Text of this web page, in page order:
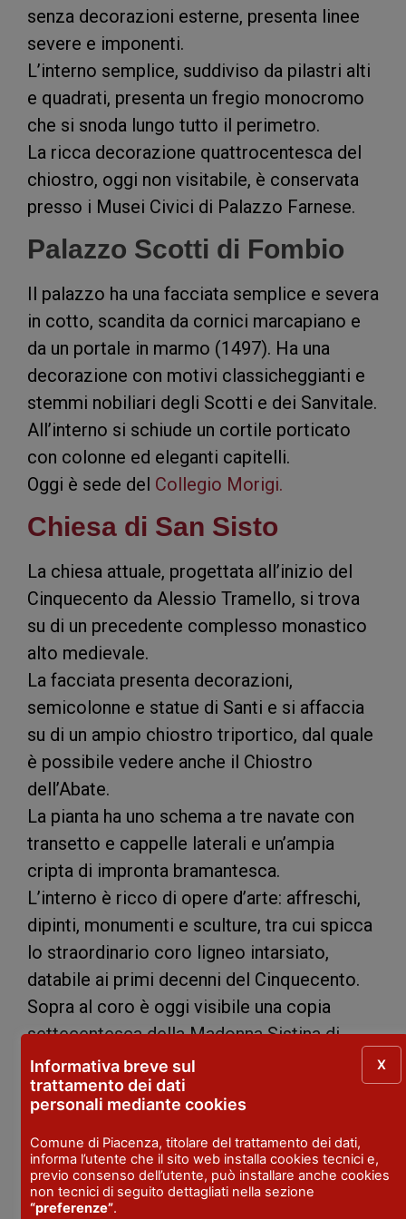
senza decorazioni esterne, presenta linee
severe e imponenti.
L’interno semplice, suddiviso da pilastri alti
e quadrati, presenta un fregio monocromo
che si snoda lungo tutto il perimetro.
La ricca decorazione quattrocentesca del
chiostro, oggi non visitabile, è conservata
presso i Musei Civici di Palazzo Farnese.
Palazzo Scotti di Fombio
Il palazzo ha una facciata semplice e severa
in cotto, scandita da cornici marcapiano e
da un portale in marmo (1497). Ha una
decorazione con motivi classicheggianti e
stemmi nobiliari degli Scotti e dei Sanvitale.
All’interno si schiude un cortile porticato
con colonne ed eleganti capitelli.
Oggi è sede del Collegio Morigi.
Chiesa di San Sisto
La chiesa attuale, progettata all’inizio del
Cinquecento da Alessio Tramello, si trova
su di un precedente complesso monastico
alto medievale.
La facciata presenta decorazioni,
semicolonne e statue di Santi e si affaccia
su di un ampio chiostro triportico, dal quale
è possibile vedere anche il Chiostro
dell’Abate.
La pianta ha uno schema a tre navate con
transetto e cappelle laterali e un’ampia
cripta di impronta bramantesca.
L’interno è ricco di opere d’arte: affreschi,
dipinti, monumenti e sculture, tra cui spicca
lo straordinario coro ligneo intarsiato,
databile ai primi decenni del Cinquecento.
Sopra al coro è oggi visibile una copia
settecentesca della Madonna Sistina di
Raffaello, eseguita proprio per la chiesa tra
il 1512 e il 1513, venduta dai monaci nel
1754 e oggi conservata alla Gemäldegalerie
di Dresda.
Palazzo Farnese
Informativa breve sul
trattamento dei dati
personali mediante cookies
Comune di Piacenza, titolare del trattamento dei dati,
informa l’utente che il sito web installa cookies tecnici e,
previo consenso dell’utente, può installare anche cookies
non tecnici di seguito dettagliati nella sezione
“preferenze”.
X